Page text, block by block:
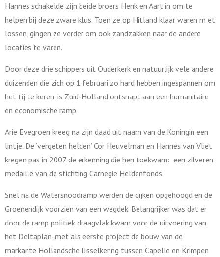
Hannes schakelde zijn beide broers Henk en Aart in om te
helpen bij deze zware klus. Toen ze op Hitland klaar waren m et
lossen, gingen ze verder om ook zandzakken naar de andere
locaties te varen.
Door deze drie schippers uit Ouderkerk en natuurlijk vele andere
duizenden die zich op 1 februari zo hard hebben ingespannen om
het tij te keren, is Zuid-Holland ontsnapt aan een humanitaire
en economische ramp.
Arie Evegroen kreeg na zijn daad uit naam van de Koningin een
lintje. De ‘vergeten helden’ Cor Heuvelman en Hannes van Vliet
kregen pas in 2007 de erkenning die hen toekwam: een zilveren
medaille van de stichting Carnegie Heldenfonds.
Snel na de Watersnoodramp werden de dijken opgehoogd en de
Groenendijk voorzien van een wegdek. Belangrijker was dat er
door de ramp politiek draagvlak kwam voor de uitvoering van
het Deltaplan, met als eerste project de bouw van de
markante Hollandsche IJsselkering tussen Capelle en Krimpen